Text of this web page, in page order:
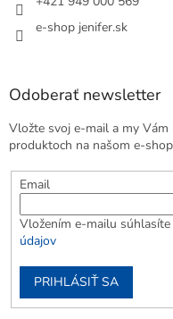
e-shop jenifer.sk
Odoberať newsletter
Vložte svoj e-mail a my Vám
produktoch na našom e-
Email
Vložením e-mailu súhlasíte
údajov
PRIHLÁSIŤ SA